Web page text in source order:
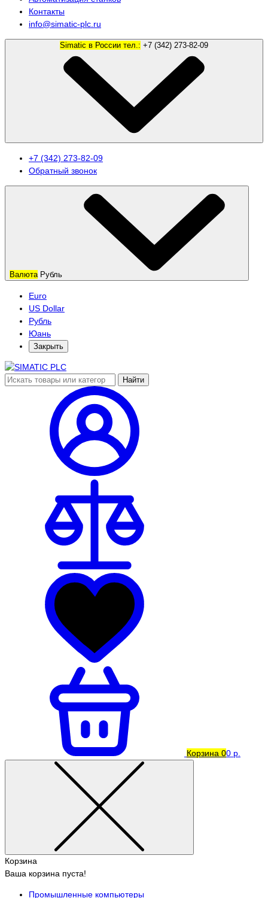
Контакты
info@simatic-plc.ru
Simatic в России тел.:
+7 (342) 273-82-09
Обратный звонок
Валюта Рубль
Euro
US Dollar
Рубль
Юань
Закрыть
Найти
Корзина 00 р.
Корзина
Ваша корзина пуста!
Промышленные компьютеры